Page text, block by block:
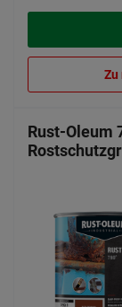
Zu
Rust-Oleum